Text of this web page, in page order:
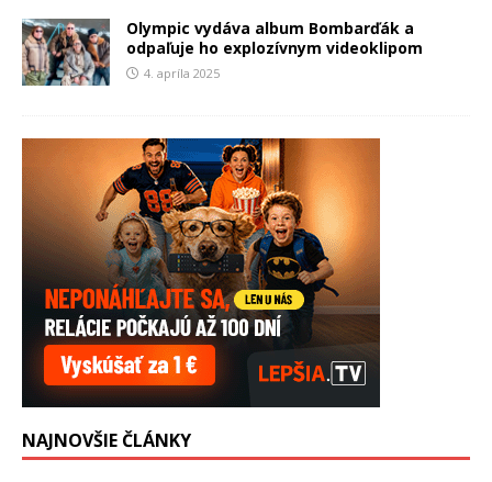
Olympic vydáva album Bombarďák a
odpaľuje ho explozívnym videoklipom
4. apríla 2025
NAJNOVŠIE ČLÁNKY